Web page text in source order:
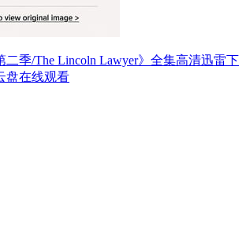
二季/The Lincoln Lawyer》全集高清迅雷下
盘在线观看